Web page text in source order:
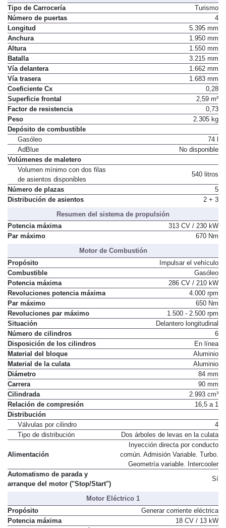
Tipo de Carrocería
Turismo
Número de puertas
4
Longitud
5.395 mm
Anchura
1.950 mm
Altura
1.550 mm
Batalla
3.215 mm
Vía delantera
1.662 mm
Vía trasera
1.683 mm
Coeficiente Cx
0,28
Superficie frontal
2,59 m²
Factor de resistencia
0,73
Peso
2.305 kg
Depósito de combustible
Gasóleo
74 l
AdBlue
No disponible
Volúmenes de maletero
Volumen mínimo con dos filas
de asientos disponibles
540 litros
Número de plazas
5
Distribución de asientos
2 + 3
Resumen del sistema de propulsión
Potencia máxima
313 CV / 230 kW
Par máximo
670 Nm
Motor de Combustión
Propósito
Impulsar el vehículo
Combustible
Gasóleo
Potencia máxima
286 CV / 210 kW
Revoluciones potencia máxima
4.000 rpm
Par máximo
650 Nm
Revoluciones par máximo
1.500 - 2.500 rpm
Situación
Delantero longitudinal
Número de cilindros
6
Disposición de los cilindros
En línea
Material del bloque
Aluminio
Material de la culata
Aluminio
Diámetro
84 mm
Carrera
90 mm
Cilindrada
2.993 cm³
Relación de compresión
16,5 a 1
Distribución
Válvulas por cilindro
4
Tipo de distribución
Dos árboles de levas en la culata
Alimentación
Inyección directa por conducto
común. Admisión Variable. Turbo.
Geometría variable. Intercooler
Automatismo de parada y
arranque del motor ("Stop/Start")
Sí
Motor Eléctrico 1
Propósito
Generar corriente eléctrica
Potencia máxima
18 CV / 13 kW